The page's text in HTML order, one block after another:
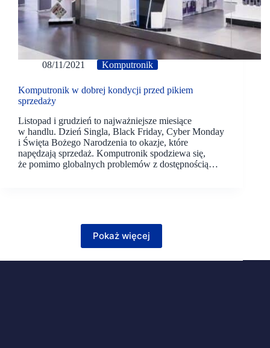
08/11/2021 Komputronik
Komputronik w dobrej kondycji przed pikiem
sprzedaży
Listopad i grudzień to najważniejsze miesiące
w handlu. Dzień Singla, Black Friday, Cyber Monday
i Święta Bożego Narodzenia to okazje, które
napędzają sprzedaż. Komputronik spodziewa się,
że pomimo globalnych problemów z dostępnością…
Pokaż więcej